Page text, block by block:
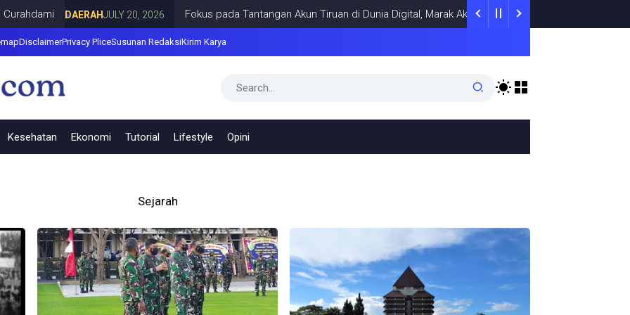
DAERAHJULY 20, 2026 Fokus pada Tantangan Akun Tiruan di Dunia Digital, Marak Akun Tiruan, Pengelola TikTok
DisclaimerPrivacy PliceSusunan RedaksiKirim Karya
Kesehatan Ekonomi Tutorial Lifestyle Opini
Sejarah